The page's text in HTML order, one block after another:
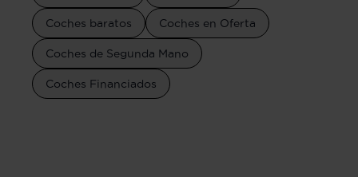
Coches baratos Coches en Oferta
Coches de Segunda Mano
Coches Financiados